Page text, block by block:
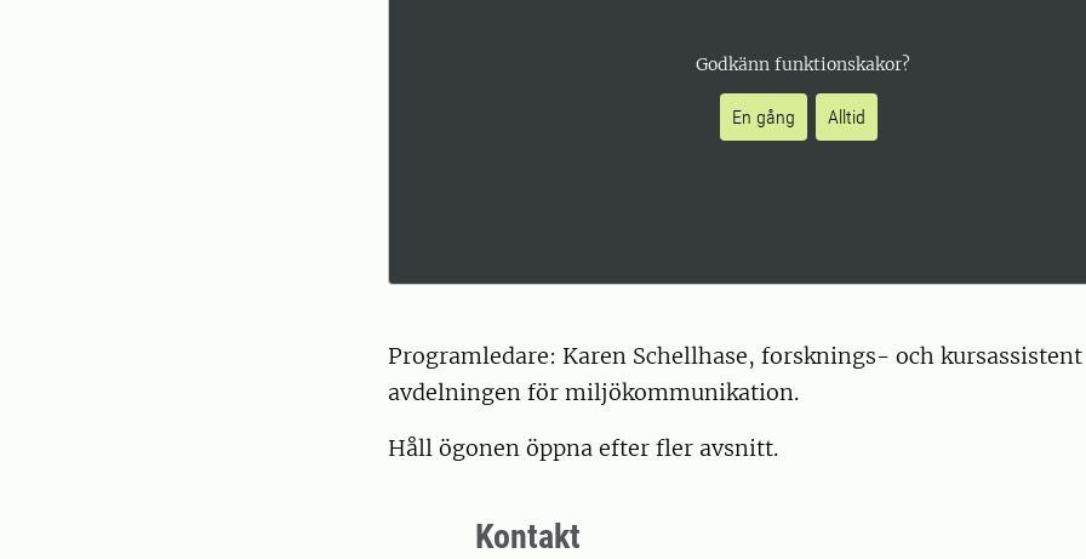
Godkänn funktionskakor?
En gång Alltid
Programledare: Karen Schellhase, forsknings- och
avdelningen för miljökommunikation.
Håll ögonen öppna efter fler avsnitt.
Kontakt